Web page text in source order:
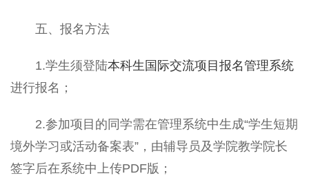
五、报名方法
1.学生须登陆本科生国际交流项目报名管理系统
进行报名；
2.参加项目的同学需在管理系统中生成“学生短期
境外学习或活动备案表”，由辅导员及学院教学院长
签字后在系统中上传PDF版；